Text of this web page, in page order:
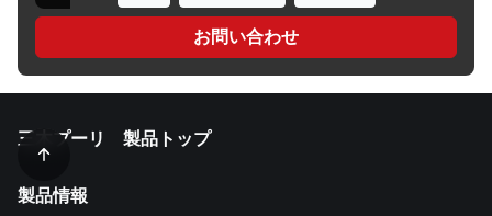
お問い合わせ
三木プーリ 製品トップ
製品情報